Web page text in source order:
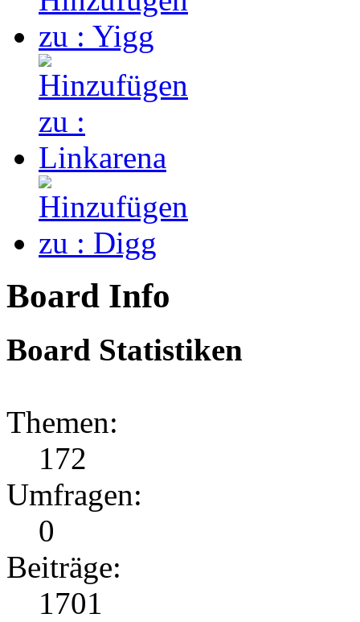
Board Info
Board Statistiken
Themen:
172
Umfragen:
0
Beiträge:
1701